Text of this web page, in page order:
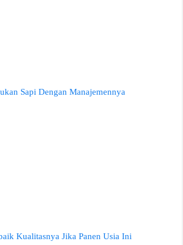
Sapi Dengan Manajemennya
Kualitasnya Jika Panen Usia Ini